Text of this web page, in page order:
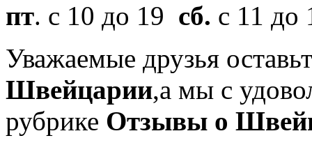
пт. с 10 до 19 сб. с 11 до
Уважаемые друзья
Швейцарии,а мы с
рубрике Отзывы о